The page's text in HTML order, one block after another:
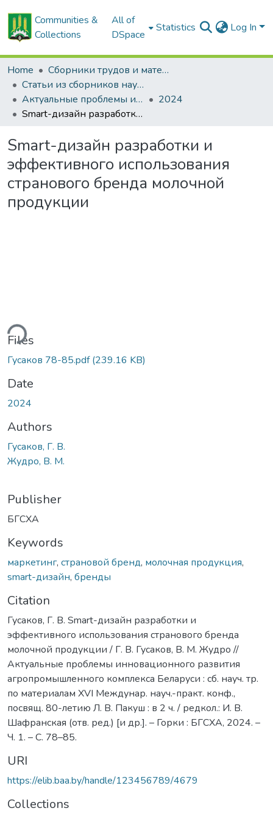
Communities &
Collections
All of
DSpace
Statistics Log In
Home
Сборники трудов и материалов конференций
Статьи из сборников научных трудов
Актуальные проблемы инновационного развития агропромышленного комплекса Беларуси
2024
Smart-дизайн разработки и эффективного использования странового бренда молочной продукции
Smart-дизайн разработки и
эффективного использования
странового бренда молочной
продукции
Files
Гусаков 78-85.pdf(239.16 KB)
Date
2024
Authors
Гусаков, Г. В.
Жудро, В. М.
Publisher
БГСХА
Keywords
маркетинг, страновой бренд, молочная продукция,
smart-дизайн, бренды
Citation
Гусаков, Г. В. Smart-дизайн разработки и
эффективного использования странового бренда
молочной продукции / Г. В. Гусаков, В. М. Жудро //
Актуальные проблемы инновационного развития
агропромышленного комплекса Беларуси : сб. науч. тр.
по материалам XVI Междунар. науч.-практ. конф.,
посвящ. 80-летию Л. В. Пакуш : в 2 ч. / редкол.: И. В.
Шафранская (отв. ред.) [и др.]. – Горки : БГСХА, 2024. –
Ч. 1. – С. 78–85.
URI
https://elib.baa.by/handle/123456789/4679
Collections